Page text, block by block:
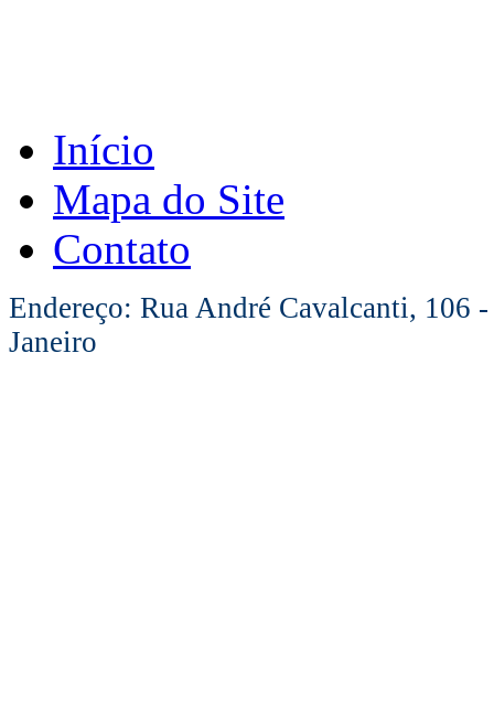
Início
Mapa do Site
Contato
Endereço: Rua André Cavalcanti, 106
Janeiro